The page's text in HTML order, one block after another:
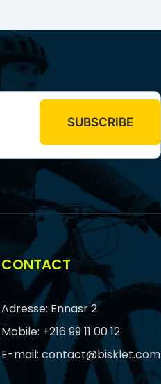
CONTACT
Adresse: Ennasr 2
Mobile: +216 99 11 00 12
E-mail: contact@bisklet.com